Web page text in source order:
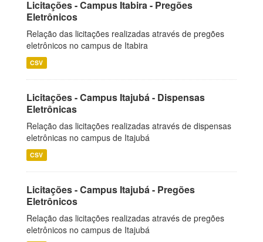
Licitações - Campus Itabira - Pregões
Eletrônicos
Relação das licitações realizadas através de pregões
eletrônicos no campus de Itabira
CSV
Licitações - Campus Itajubá - Dispensas
Eletrônicas
Relação das licitações realizadas através de dispensas
eletrônicas no campus de Itajubá
CSV
Licitações - Campus Itajubá - Pregões
Eletrônicos
Relação das licitações realizadas através de pregões
eletrônicos no campus de Itajubá